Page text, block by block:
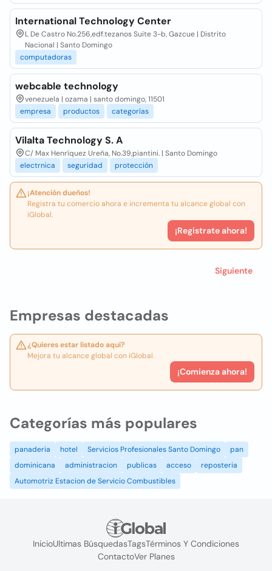
Empresas destacadas
¿Quieres estar listado aquí?
Mejora tu alcance global con iGlobal.
¡Comienza ahora!
International Technology Center
L De Castro No.256,edf.tezanos Suite 3-b, Gazcue | Distrito
Nacional | Santo Domingo
computadoras
webcable technology
venezuela | ozama | santo domingo, 11501
empresa
productos categorías
Vilalta Technology S. A
C/ Max Henríquez Ureña, No.39,piantini. | Santo Domingo
electrnica
seguridad protección
¡Atención dueños!
Registra tu comercio ahora e incrementa tu alcance global con
iGlobal.
¡Registrate ahora!
Siguiente
Categorías más populares
panaderia hotel Servicios Profesionales Santo Domingo
pan
dominicana
administracion publicas acceso
reposteria
Automotriz Estacion de Servicio Combustibles
InicioUltimas BúsquedasTagsTérminos Y Condiciones
ContactoVer Planes